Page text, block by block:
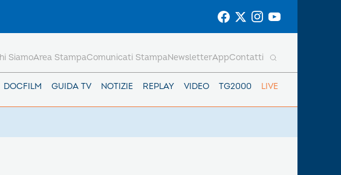
DOCFILM GUIDA TV NOTIZIE REPLAY VIDEO TG2000 LIVE
SiamoArea StampaComunicati StampaNewsletterAppContatti